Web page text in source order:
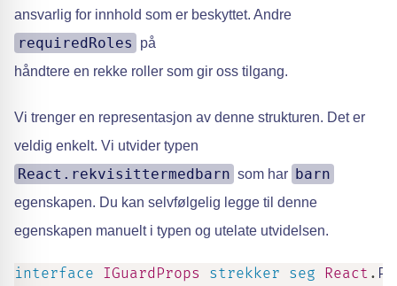
ansvarlig for innhold som er beskyttet. Andre
requiredRoles
på
håndtere en rekke roller som gir oss tilgang.
Vi trenger en representasjon av denne strukturen. Det er
veldig enkelt. Vi utvider typen
React.rekvisittermedbarn som har barn
egenskapen. Du kan selvfølgelig legge til denne
egenskapen manuelt i typen og utelate utvidelsen.
interface IGuardProps strekker seg React .